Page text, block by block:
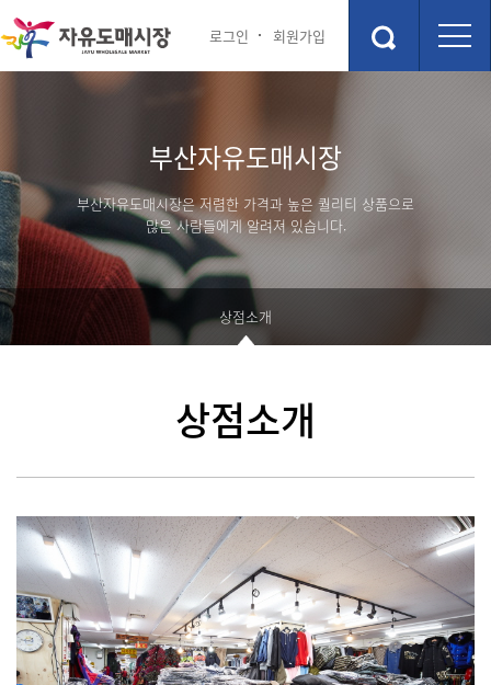
로그인 회원가입
층별안내
주차장
편의시설
상점소개
관광 및 교통정보 행사 및 이벤트
포토갤러리
커뮤니티
시장소식
부산자유시장 소개
시장소개
연혁
BI 및 캐릭터소개
찾아오시는길
부산자유도매시장
부산자유도매시장은 저렴한 가격과 높은 퀄리티 상품으로
많은 사람들에게 알려져 있습니다.
상점소개
상점소개